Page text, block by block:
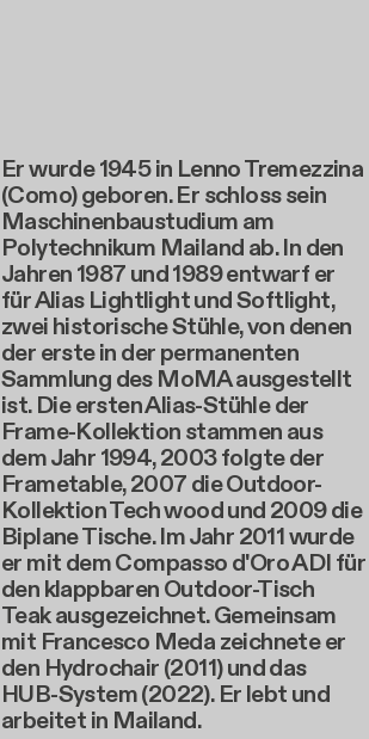
Er wurde 1945 in Lenno Tremezzina
(Como) geboren. Er schloss sein
Maschinenbaustudium am
Polytechnikum Mailand ab. In den
Jahren 1987 und 1989 entwarf er
für Alias Lightlight und Softlight,
zwei historische Stühle, von denen
der erste in der permanenten
Sammlung des MoMA ausgestellt
ist. Die ersten Alias-Stühle der
Frame-Kollektion stammen aus
dem Jahr 1994, 2003 folgte der
Frametable, 2007 die Outdoor-
Kollektion Tech wood und 2009 die
Biplane Tische. Im Jahr 2011 wurde
er mit dem Compasso d'Oro ADI für
den klappbaren Outdoor-Tisch
Teak ausgezeichnet. Gemeinsam
mit Francesco Meda zeichnete er
den Hydrochair (2011) und das
HUB-System (2022). Er lebt und
arbeitet in Mailand.